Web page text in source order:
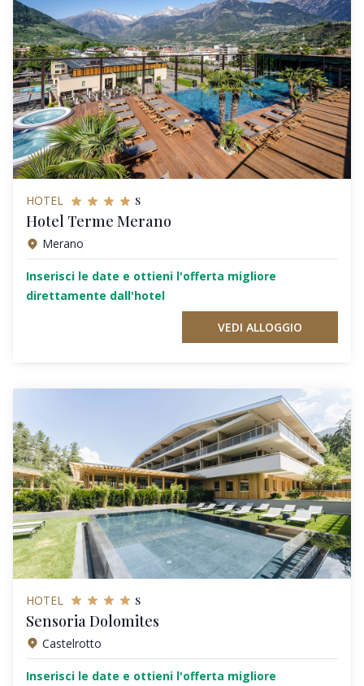
HOTEL s
Hotel Terme Merano
Merano
Inserisci le date e ottieni l'offerta migliore
direttamente dall'hotel
VEDI ALLOGGIO
HOTEL s
Sensoria Dolomites
Castelrotto
Inserisci le date e ottieni l'offerta migliore